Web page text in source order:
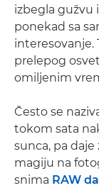
izbegla gužvu
ponekad sa
interesovanje.
prelepog
omiljenim
Često se
tokom sata
sunca, pa
magiju na
snima RAW